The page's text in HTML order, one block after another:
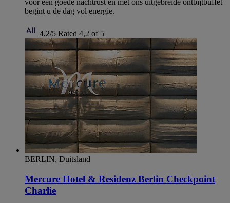
voor een goede nachtrust en met ons uitgebreide ontbijtbuffet
begint u de dag vol energie.
4,2/5 Rated 4,2 of 5
BERLIN, Duitsland
Mercure Hotel & Residenz Berlin Checkpoint
Charlie